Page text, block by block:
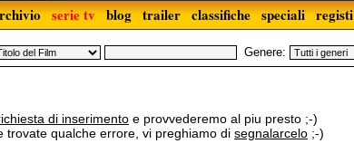
serie tv blog trailer classifiche speciali registi
Genere:
di inserimento e provvederemo al piu presto ;-)
trovate qualche errore, vi preghiamo di segnalarcelo ;-)